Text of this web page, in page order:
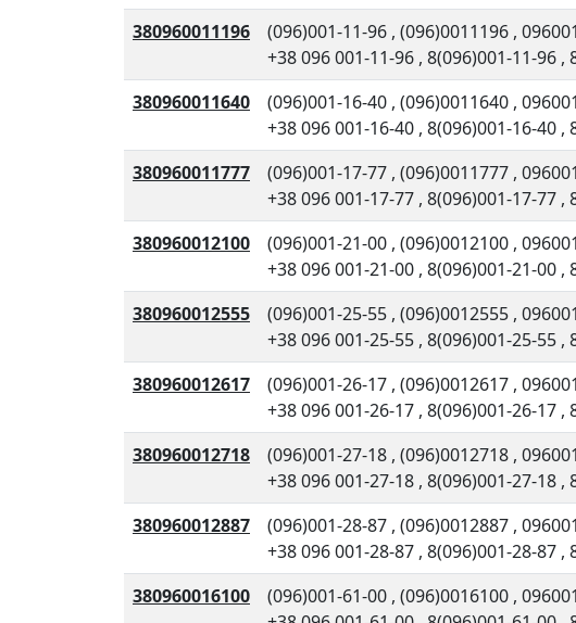
380960011196
(096)001-11-96 , (096)0011196 ,
+38 096 001-11-96 , 8(096)001-11-96 ,
380960011640
(096)001-16-40 , (096)0011640 ,
+38 096 001-16-40 , 8(096)001-16-40 ,
380960011777
(096)001-17-77 , (096)0011777 ,
+38 096 001-17-77 , 8(096)001-17-77 ,
380960012100
(096)001-21-00 , (096)0012100 ,
+38 096 001-21-00 , 8(096)001-21-00 ,
380960012555
(096)001-25-55 , (096)0012555 ,
+38 096 001-25-55 , 8(096)001-25-55 ,
380960012617
(096)001-26-17 , (096)0012617 ,
+38 096 001-26-17 , 8(096)001-26-17 ,
380960012718
(096)001-27-18 , (096)0012718 ,
+38 096 001-27-18 , 8(096)001-27-18 ,
380960012887
(096)001-28-87 , (096)0012887 ,
+38 096 001-28-87 , 8(096)001-28-87 ,
380960016100
(096)001-61-00 , (096)0016100 ,